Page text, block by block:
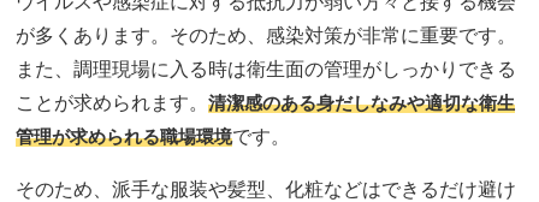
が多くあります。そのため、感染対策が非常に重要です。
また、調理現場に入る時は衛生面の管理がしっかりできる
ことが求められます。清潔感のある身だしなみや適切な衛生
管理が求められる職場環境です。
そのため、派手な服装や髪型、化粧などはできるだけ避け